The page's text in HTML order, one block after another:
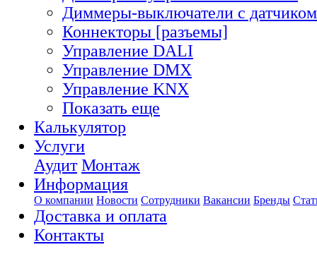
Диммеры-выключатели с датчиком
Коннекторы [разъемы]
Управление DALI
Управление DMX
Управление KNX
Показать еще
Калькулятор
Услуги
Аудит Монтаж
Информация
О компании Новости Сотрудники Вакансии Бренды
Доставка и оплата
Контакты